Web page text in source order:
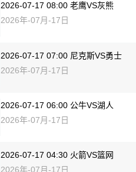
2026-07-17 08:00 老鹰VS灰熊
2026年-07月-17日
2026-07-17 07:00 尼克斯VS勇士
2026年-07月-17日
2026-07-17 06:00 公牛VS湖人
2026年-07月-17日
2026-07-17 04:30 火箭VS篮网
2026年-07月-17日